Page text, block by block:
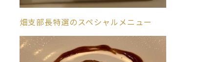
畑支部長特選のスペシャルメニュー